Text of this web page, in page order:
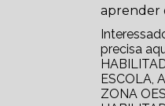
aprender
precisa
ESCOLA,
ZONA